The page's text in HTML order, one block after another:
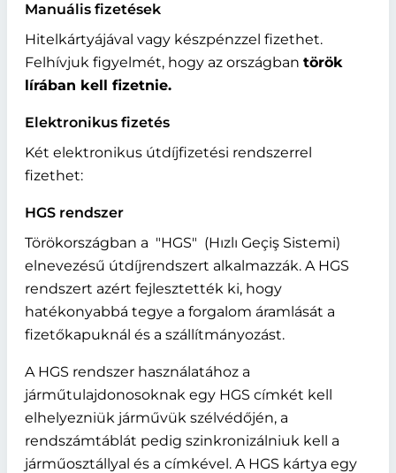
Manuális fizetések
Hitelkártyájával vagy készpénzzel fizethet.
Felhívjuk figyelmét, hogy az országban török
lírában kell fizetnie.
Elektronikus fizetés
Két elektronikus útdíjfizetési rendszerrel
fizethet:
HGS rendszer
Törökországban a
HGS
(Hızlı Geçiş Sistemi)
elnevezésű útdíjrendszert alkalmazzák. A HGS
rendszert azért fejlesztették ki, hogy
hatékonyabbá tegye a forgalom áramlását a
fizetőkapuknál és a szállítmányozást.
A HGS rendszer használatához a
járműtulajdonosoknak egy HGS címkét kell
elhelyezniük járművük szélvédőjén, a
rendszámtáblát pedig szinkronizálniuk kell a
járműosztállyal és a címkével. A HGS kártya egy